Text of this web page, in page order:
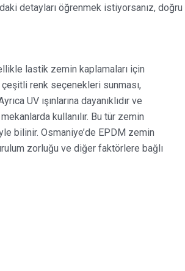
detayları öğrenmek istiyorsanız, doğru
lastik zemin kaplamaları için
renk seçenekleri sunması,
UV ışınlarına dayanıklıdır ve
kullanılır. Bu tür zemin
bilinir. Osmaniye’de EPDM zemin
zorluğu ve diğer faktörlere bağlı